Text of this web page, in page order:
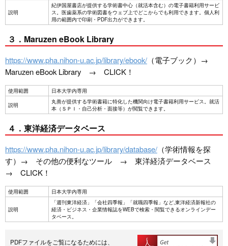
説明
紀伊国屋書店が提供する学術書中心（就活本含む）の電子書籍利用サービ
ス。医歯薬系の学術図書をウェブ上でどこからでも利用できます。個人利
用の範囲内で印刷・PDF出力ができます。
３．Maruzen eBook Library
https://www.pha.nihon-u.ac.jp/library/ebook/ （電子ブック）→
Maruzen eBook Library → CLICK！
使用範囲
日本大学内専用
説明
丸善が提供する学術書籍に特化した機関向け電子書籍利用サービス。就活
本（ＳＰＩ・自己分析・面接等）が閲覧できます。
４．東洋経済データベース
https://www.pha.nihon-u.ac.jp/library/database/ （学術情報を探
す）→ その他の便利なツール → 東洋経済データベース
→ CLICK！
使用範囲 日本大学内専用
説明
「週刊東洋経済」「会社四季報」「就職四季報」など,東洋経済新報社の
経済・ビジネス・企業情報誌をWEBで検索・閲覧できるオンラインデー
タベース。
PDFファイルをご覧になるためには、